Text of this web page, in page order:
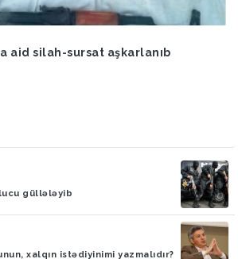
aid silah-sursat aşkarlanıb
güllələyib
xalqın istədiyinimi yazmalıdır?